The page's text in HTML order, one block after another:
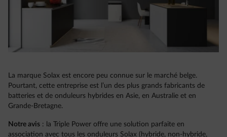
La marque Solax est encore peu connue sur le marché belge.
Pourtant, cette entreprise est l’un des plus grands fabricants de
batteries et de onduleurs hybrides en Asie, en Australie et en
Grande-Bretagne.
Notre avis : la Triple Power offre une solution parfaite en
association avec tous les onduleurs Solax (hybride, non-hybride,